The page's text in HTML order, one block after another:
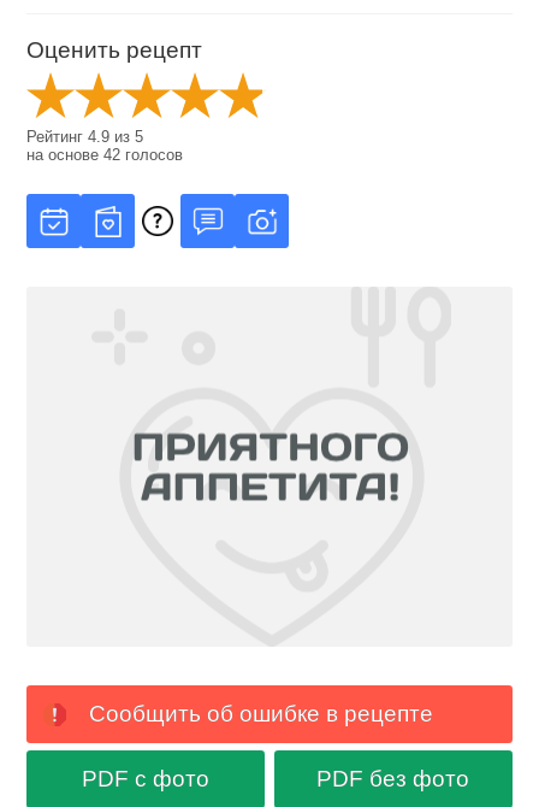
Оценить рецепт
Рейтинг4.9 из5
на основе42 голосов
Сообщить об ошибке в рецепте
PDF с фото PDF без фото